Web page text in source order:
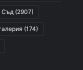
Съд (2907)
(174)